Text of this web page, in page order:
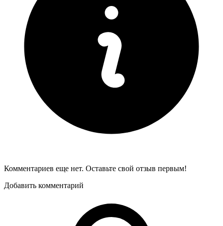
Комментариев еще нет. Оставьте свой отзыв первым!
Добавить комментарий